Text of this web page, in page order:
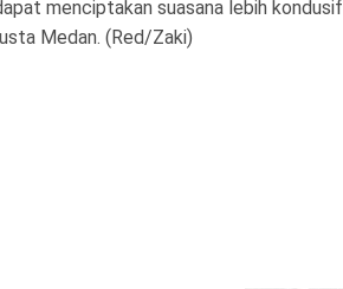
menciptakan suasana lebih kondusif
Medan. (Red/Zaki)